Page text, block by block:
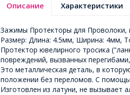
Описание Характеристики
Зажимы Протекторы для Проволоки,
Размер: Длина: 4.5мм, Ширина: 4мм,
Протектор ювелирного тросика
повреждений, вызванных
Это металлическая деталь, в
положении без переломов. С
Изготовлен из латуни, не вызывает